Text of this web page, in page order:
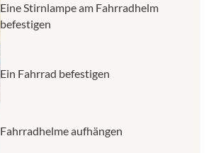
Eine Stirnlampe am Fahrradhelm
befestigen
Ein Fahrrad befestigen
Fahrradhelme aufhängen